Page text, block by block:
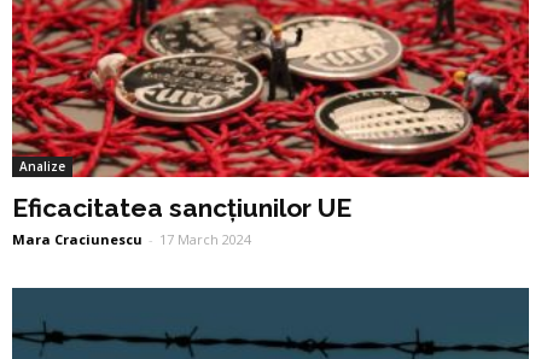
Analize
Eficacitatea sancțiunilor UE
Mara Craciunescu - 17 March 2024